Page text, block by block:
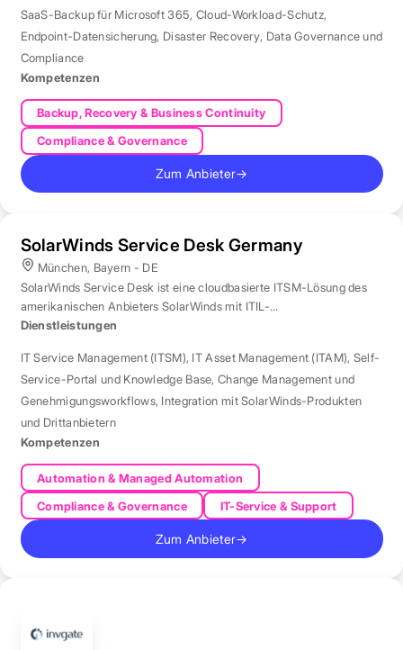
SaaS-Backup für Microsoft 365, Cloud-Workload-Schutz,
Endpoint-Datensicherung, Disaster Recovery, Data Governance und
Compliance
Kompetenzen
Backup, Recovery & Business Continuity
Compliance & Governance
Zum Anbieter→
SolarWinds Service Desk Germany
München, Bayern - DE
SolarWinds Service Desk ist eine cloudbasierte ITSM-Lösung des
amerikanischen Anbieters SolarWinds mit ITIL-
Prozessunterstützung.
Dienstleistungen
IT Service Management (ITSM), IT Asset Management (ITAM), Self-
Service-Portal und Knowledge Base, Change Management und
Genehmigungsworkflows, Integration mit SolarWinds-Produkten
und Drittanbietern
Kompetenzen
Automation & Managed Automation
Compliance & Governance
IT-Service & Support
Zum Anbieter→